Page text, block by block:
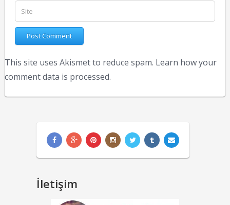
This site uses Akismet to reduce spam. Learn how your
comment data is processed.
İletişim